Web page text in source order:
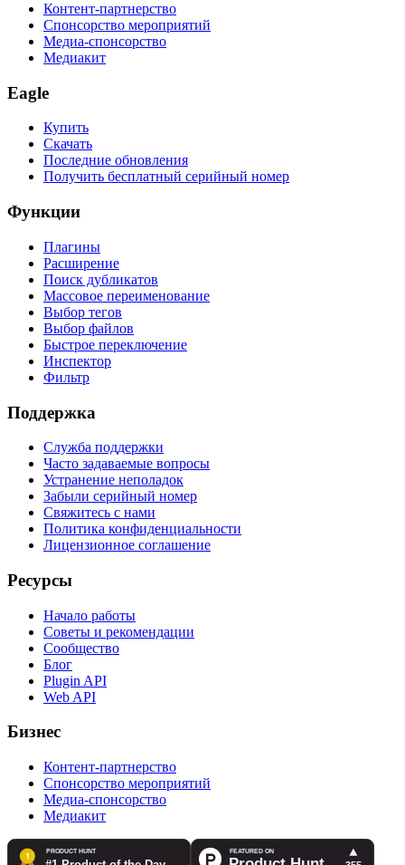
Контент-партнерство
Спонсорство мероприятий
Медиа-спонсорство
Медиакит
Eagle
Купить
Скачать
Последние обновления
Получить бесплатный серийный номер
Функции
Плагины
Расширение
Поиск дубликатов
Массовое переименование
Выбор тегов
Выбор файлов
Быстрое переключение
Инспектор
Фильтр
Поддержка
Служба поддержки
Часто задаваемые вопросы
Устранение неполадок
Забыли серийный номер
Свяжитесь с нами
Политика конфиденциальности
Лицензионное соглашение
Ресурсы
Начало работы
Советы и рекомендации
Сообщество
Блог
Plugin API
Web API
Бизнес
Контент-партнерство
Спонсорство мероприятий
Медиа-спонсорство
Медиакит